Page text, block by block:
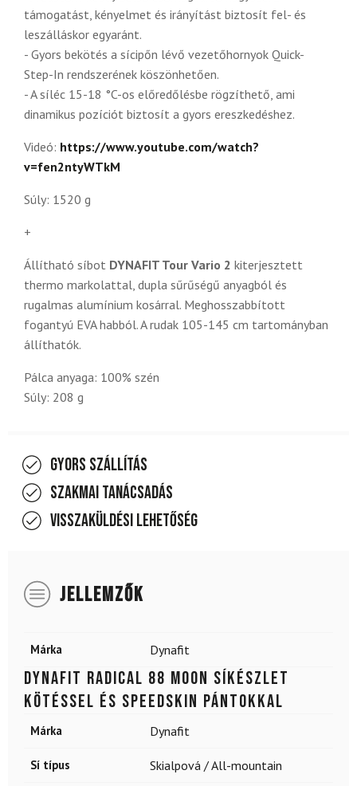
támogatást, kényelmet és irányítást biztosít fel- és
leszálláskor egyaránt.
- Gyors bekötés a sícipőn lévő vezetőhornyok Quick-
Step-In rendszerének köszönhetően.
- A síléc 15-18 °C-os előredőlésbe rögzíthető, ami
dinamikus pozíciót biztosít a gyors ereszkedéshez.
Videó: https://www.youtube.com/watch?
v=fen2ntyWTkM
Súly: 1520 g
+
Állítható síbot DYNAFIT Tour Vario 2 kiterjesztett
thermo markolattal, dupla sűrűségű anyagból és
rugalmas alumínium kosárral. Meghosszabbított
fogantyú EVA habból. A rudak 105-145 cm tartományban
állíthatók.
Pálca anyaga: 100% szén
Súly: 208 g
Gyors szállítás
Szakmai tanácsadás
Visszaküldési lehetőség
JELLEMZŐK
Márka Dynafit
DYNAFIT Radical 88 Moon síkészlet
kötéssel és Speedskin pántokkal
Márka Dynafit
Sí típus Skialpová / All-mountain